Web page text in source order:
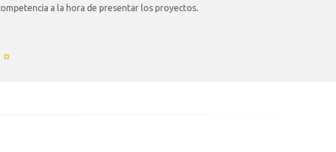
a la hora de presentar los proyectos.